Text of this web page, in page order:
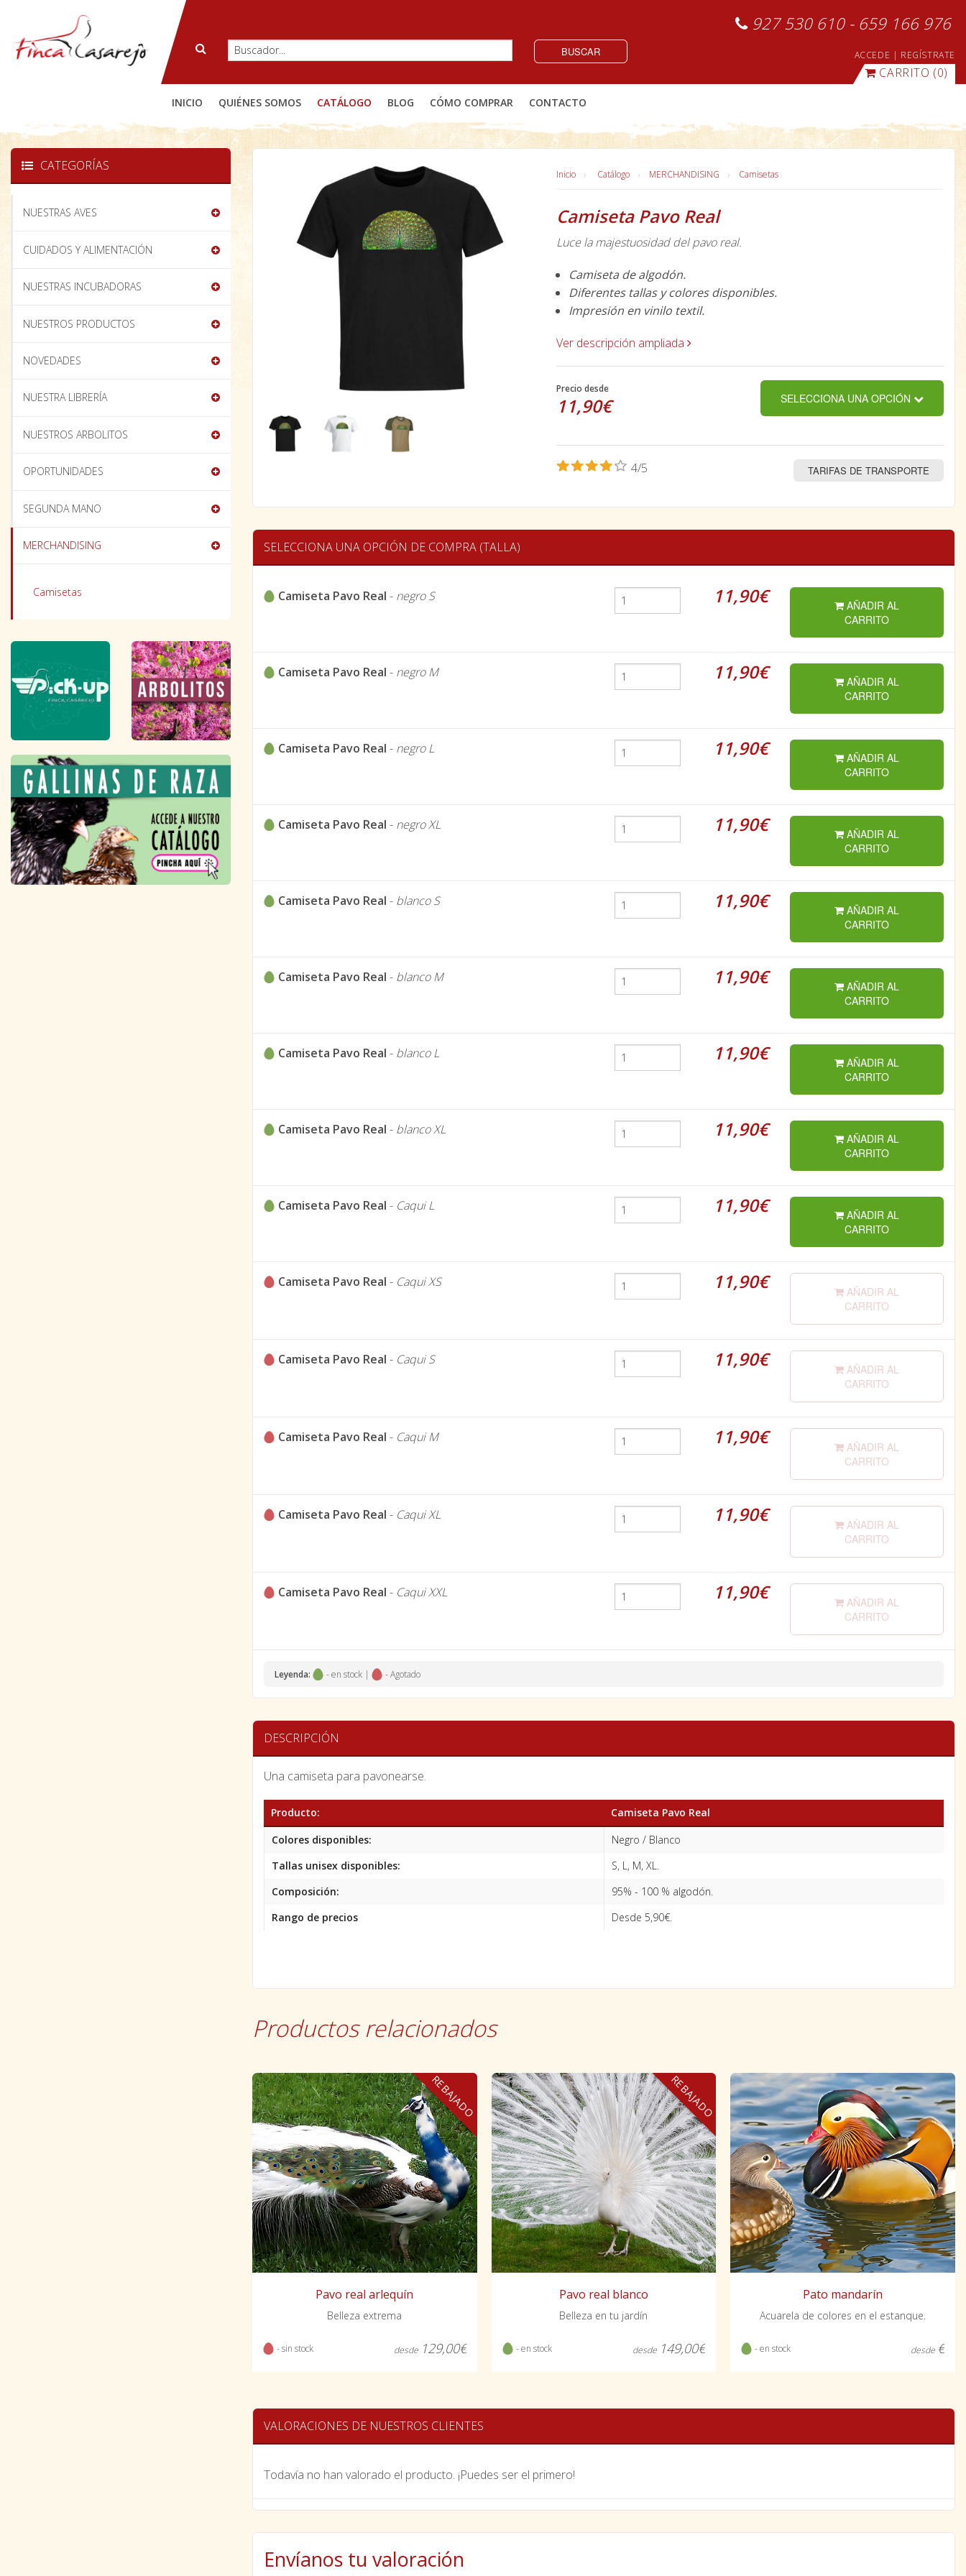
927 530 610 - 659 166 976
BUSCAR ACCEDE | REGÍSTRATE
CARRITO (0)
INICIO QUIÉNES SOMOS CATÁLOGO BLOG CÓMO COMPRAR CONTACTO
Inicio Catálogo MERCHANDISING Camisetas
Camiseta Pavo Real
Luce la majestuosidad del pavo real.
Camiseta de algodón.
Diferentes tallas y colores disponibles.
Impresión en vinilo textil.
Ver descripción ampliada
Precio desde
11,90€ SELECCIONA UNA OPCIÓN
4/5 TARIFAS DE TRANSPORTE
SELECCIONA UNA OPCIÓN DE COMPRA (TALLA)
Camiseta Pavo Real - negro S 11,90€
AÑADIR AL
CARRITO
Camiseta Pavo Real - negro M 11,90€
AÑADIR AL
CARRITO
Camiseta Pavo Real - negro L 11,90€
AÑADIR AL
CARRITO
Camiseta Pavo Real - negro XL 11,90€
AÑADIR AL
CARRITO
Camiseta Pavo Real - blanco S 11,90€
AÑADIR AL
CARRITO
Camiseta Pavo Real - blanco M 11,90€
AÑADIR AL
CARRITO
Camiseta Pavo Real - blanco L 11,90€
AÑADIR AL
CARRITO
Camiseta Pavo Real - blanco XL 11,90€
AÑADIR AL
CARRITO
Camiseta Pavo Real - Caqui L 11,90€
AÑADIR AL
CARRITO
Camiseta Pavo Real - Caqui XS 11,90€
AÑADIR AL
CARRITO
Camiseta Pavo Real - Caqui S 11,90€
AÑADIR AL
CARRITO
Camiseta Pavo Real - Caqui M 11,90€
AÑADIR AL
CARRITO
Camiseta Pavo Real - Caqui XL 11,90€
AÑADIR AL
CARRITO
Camiseta Pavo Real - Caqui XXL 11,90€
AÑADIR AL
CARRITO
Leyenda: - en stock | - Agotado
DESCRIPCIÓN
Una camiseta para pavonearse.
Producto:
Camiseta Pavo Real
Colores disponibles:
Negro / Blanco
Tallas unisex disponibles:
S, L, M, XL.
Composición:
95% - 100 % algodón.
Rango de precios
Desde 5,90€.
Productos relacionados
REBAJADO
Pavo real arlequín
Belleza extrema
- sin stock desde 129,00€
REBAJADO
Pavo real blanco
Belleza en tu jardín
- en stock desde 149,00€
Pato mandarín
Acuarela de colores en el estanque.
- en stock desde €
VALORACIONES DE NUESTROS CLIENTES
Todavía no han valorado el producto. ¡Puedes ser el primero!
Envíanos tu valoración
CATEGORÍAS
NUESTRAS AVES
CUIDADOS Y ALIMENTACIÓN
NUESTRAS INCUBADORAS
NUESTROS PRODUCTOS
NOVEDADES
NUESTRA LIBRERÍA
NUESTROS ARBOLITOS
OPORTUNIDADES
SEGUNDA MANO
MERCHANDISING
Camisetas